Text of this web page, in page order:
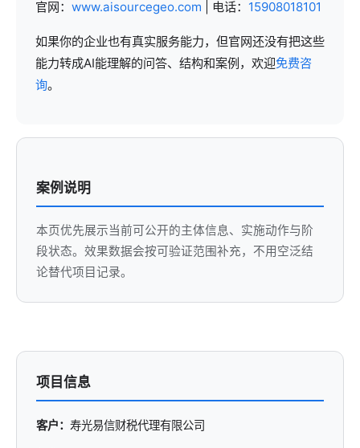
官网： www.aisourcegeo.com | 电话： 15908018101
如果你的企业也有真实服务能力，但官网还没有把这些
能力转成AI能理解的问答、结构和案例，欢迎免费咨
询。
案例说明
本页优先展示当前可公开的主体信息、实施动作与阶
段状态。效果数据会按可验证范围补充，不用空泛结
论替代项目记录。
项目信息
客户： 寿光易信财税代理有限公司